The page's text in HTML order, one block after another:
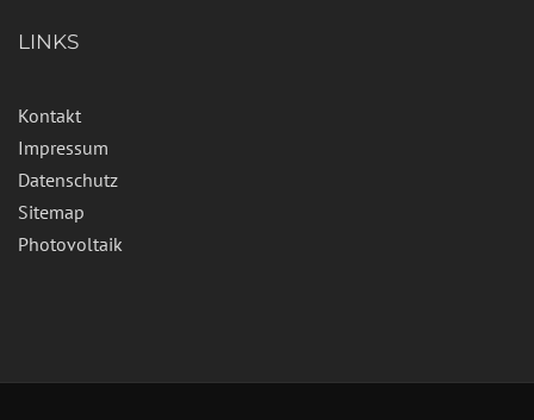
LINKS
Kontakt
Impressum
Datenschutz
Sitemap
Photovoltaik